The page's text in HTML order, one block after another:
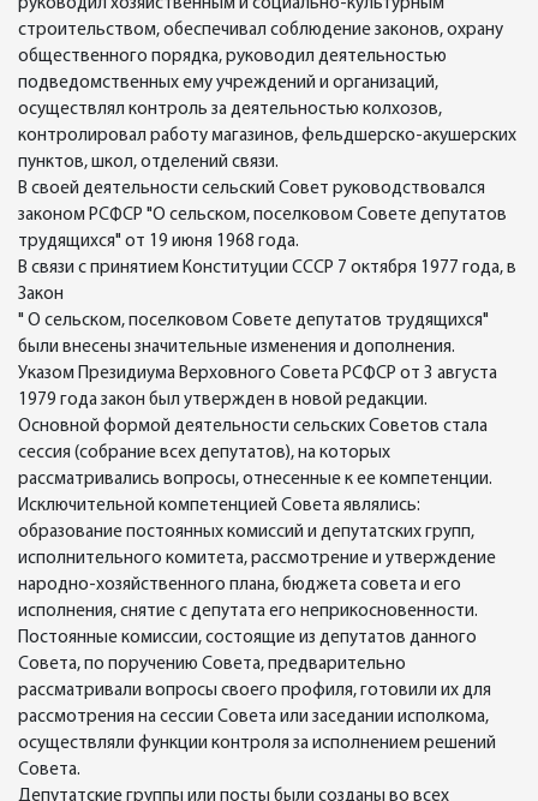
руководил хозяйственным и социально-культурным
строительством, обеспечивал соблюдение законов, охрану
общественного порядка, руководил деятельностью
подведомственных ему учреждений и организаций,
осуществлял контроль за деятельностью колхозов,
контролировал работу магазинов, фельдшерско-акушерских
пунктов, школ, отделений связи.
В своей деятельности сельский Совет руководствовался
законом РСФСР "О сельском, поселковом Совете депутатов
трудящихся" от 19 июня 1968 года.
В связи с принятием Конституции СССР 7 октября 1977 года, в
Закон
" О сельском, поселковом Совете депутатов трудящихся"
были внесены значительные изменения и дополнения.
Указом Президиума Верховного Совета РСФСР от 3 августа
1979 года закон был утвержден в новой редакции.
Основной формой деятельности сельских Советов стала
сессия (собрание всех депутатов), на которых
рассматривались вопросы, отнесенные к ее компетенции.
Исключительной компетенцией Совета являлись:
образование постоянных комиссий и депутатских групп,
исполнительного комитета, рассмотрение и утверждение
народно-хозяйственного плана, бюджета совета и его
исполнения, снятие с депутата его неприкосновенности.
Постоянные комиссии, состоящие из депутатов данного
Совета, по поручению Совета, предварительно
рассматривали вопросы своего профиля, готовили их для
рассмотрения на сессии Совета или заседании исполкома,
осуществляли функции контроля за исполнением решений
Совета.
Депутатские группы или посты были созданы во всех